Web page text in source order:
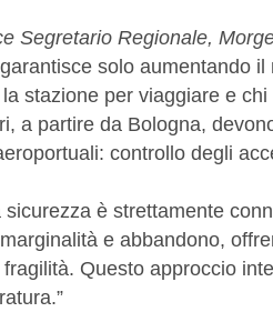
Segretario Regionale,
solo aumentando
stazione per viaggiare e
a partire da Bologna,
controllo degli
è strettamente
e abbandono,
Questo approccio